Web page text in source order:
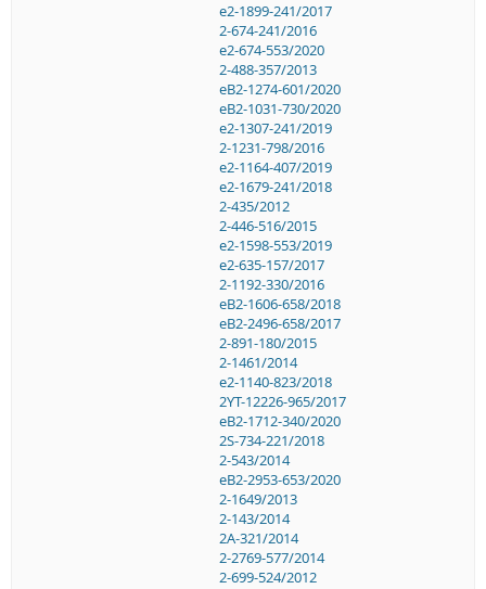
e2-1899-241/2017
2-674-241/2016
e2-674-553/2020
2-488-357/2013
eB2-1274-601/2020
eB2-1031-730/2020
e2-1307-241/2019
2-1231-798/2016
e2-1164-407/2019
e2-1679-241/2018
2-435/2012
2-446-516/2015
e2-1598-553/2019
e2-635-157/2017
2-1192-330/2016
eB2-1606-658/2018
eB2-2496-658/2017
2-891-180/2015
2-1461/2014
e2-1140-823/2018
2YT-12226-965/2017
eB2-1712-340/2020
2S-734-221/2018
2-543/2014
eB2-2953-653/2020
2-1649/2013
2-143/2014
2A-321/2014
2-2769-577/2014
2-699-524/2012